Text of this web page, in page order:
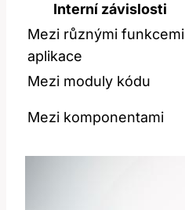
Interní závislosti
Mezi různými funkcemi
aplikace
Mezi moduly kódu
Mezi komponentami